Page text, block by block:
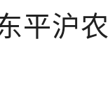
平沪